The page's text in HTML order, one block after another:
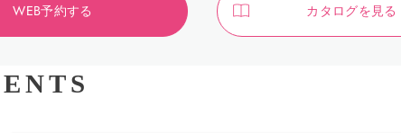
WEB予約する カタログを見る